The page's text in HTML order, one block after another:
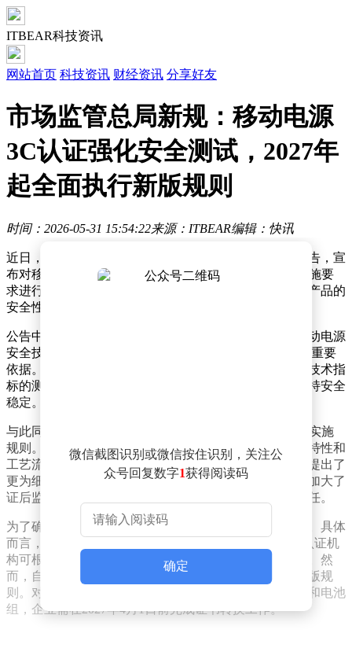
ITBEAR科技资讯
网站首页 科技资讯 财经资讯 分享好友
市场监管总局新规：移动电源
3C认证强化安全测试，2027年
起全面执行新版规则
时间：2026-05-31 15:54:22来源：ITBEAR编辑：快讯
近日，市场监管总局（国家认监委）发布了一则重要公告，宣
布对移动电源等产品的强制性产品认证（CCC认证）实施要
求进行调整与完善。这一举措旨在进一步提升移动电源产品的
安全性能，保障消费者的合法权益。
公告中明确指出，将新增一项强制性国家标准——《移动电源
安全技术规范》（GB 47372—2026），作为CCC认证的重要
依据。这一标准特别强化了对热滥用、针刺等关键安全技术指
标的测试与考核，以确保移动电源在极端条件下仍能保持安全
稳定。
与此同时，市场监管总局还修订并发布了新版CCC认证实施
规则。新规则紧密结合移动电源产品的行业特点、安全特性和
工艺流程，对生产企业质量保证能力和产品一致性管控提出了
更为细致的要求。新规则还对企业实施了分类监管，并加大了
证后监督力度，以压紧压实认证活动各相关方的主体责任。
为了确保新标准的顺利实施，公告还明确了过渡期安排。具体
而言，从公告发布之日起至2027年3月31日为过渡期，认证机
构可根据企业意愿，依据新版或旧版规则开展认证工作。然
而，自2027年4月1日起，所有认证机构必须全面执行新版规
则。对于已获证的移动电源及其内部使用的锂离子电池和电池
组，企业需在2027年4月1日前完成证书转换工作。
微信截图识别或微信按住识别，关注公
众号回复数字1获得阅读码
确定